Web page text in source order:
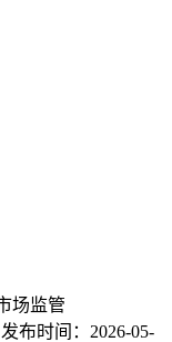
场监管
发布时间： 2026-05-